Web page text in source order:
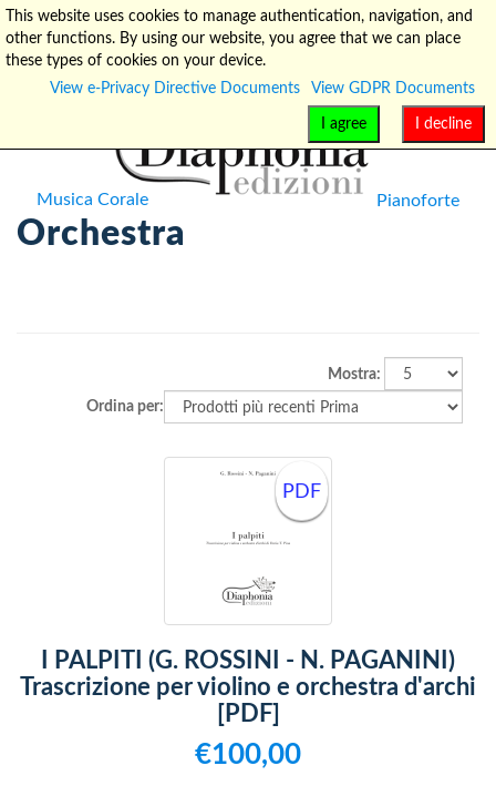
info@diaphonia.net +39-090-8931952
Musica Corale Pianoforte
Orchestra
Mostra:
Ordina per:
PDF
I PALPITI (G. ROSSINI - N. PAGANINI)
Trascrizione per violino e orchestra d'archi
[PDF]
€100,00
This website uses cookies to manage authentication, navigation, and
other functions. By using our website, you agree that we can place
these types of cookies on your device.
View e-Privacy Directive Documents
View GDPR Documents
I decline
I agree